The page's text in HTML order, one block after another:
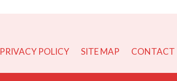
PRIVACY POLICY SITE MAP CONTACT